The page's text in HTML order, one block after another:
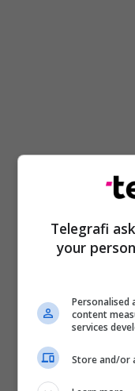
Telegrafi
your
Personalised
content
services
Store and/or